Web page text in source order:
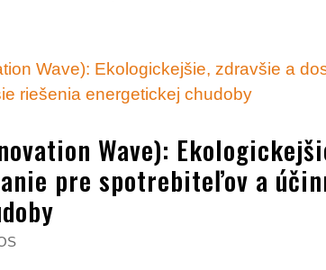
Wave):
pre spotrebiteľov a